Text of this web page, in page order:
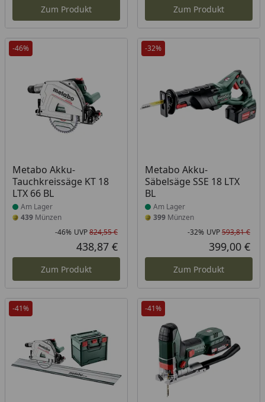
Zum Produkt Zum Produkt
-46%
Metabo Akku-
Tauchkreissäge KT 18
LTX 66 BL
Produkt am Lager
Am Lager
439 Münzen
Rabatt in Prozent
-46%
Ursprünglicher Preis
UVP824,55 €
Aktueller Preis
438,87 €
Zum Produkt
-32%
Metabo Akku-
Säbelsäge SSE 18 LTX
BL
Produkt am Lager
Am Lager
399Münzen
-32% UVP593,81 €
399,00 €
Zum Produkt
-41% -41%